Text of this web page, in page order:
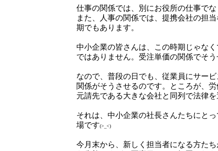
仕事の関係では、別にお役所の仕事で
また、人事の関係では、提携会社の担
期でもあります。
中小企業の皆さんは、この時期じゃな
ではありません。受注単価の関係でそ
なので、普段の日でも、従業員にサー
関係がそうさせるのです。ところが、
元請先である大きな会社と同列で法律
それは、中小企業の社長さんたちにと
場です(>_<)
今月末から、新しく担当者になる方た